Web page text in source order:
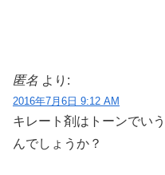
匿名 より:
2016年7月6日 9:12 AM
キレート剤はトーンでい
んでしょうか？